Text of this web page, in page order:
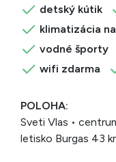
detský kútik
klimatizácia
vodné športy
wifi zdarma
POLOHA:
Sveti Vlas •
letisko Burgas 43